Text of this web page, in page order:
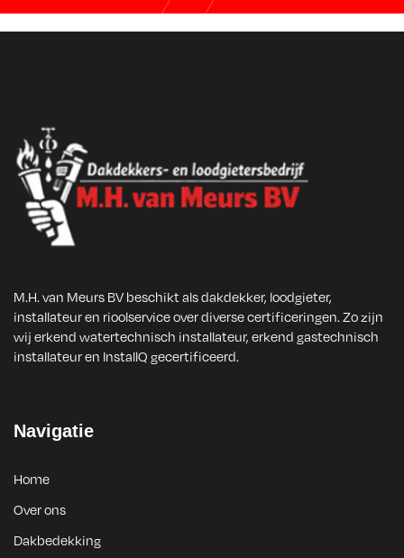
M.H. van Meurs BV beschikt als dakdekker, loodgieter,
installateur en rioolservice over diverse certificeringen. Zo zijn
wij erkend watertechnisch installateur, erkend gastechnisch
installateur en InstallQ gecertificeerd.
Navigatie
Home
Over ons
Dakbedekking